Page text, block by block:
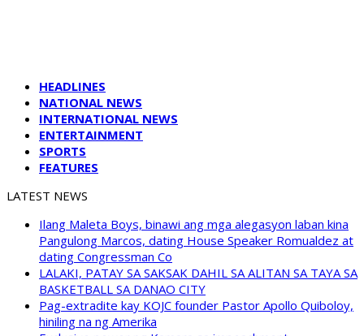
HEADLINES
NATIONAL NEWS
INTERNATIONAL NEWS
ENTERTAINMENT
SPORTS
FEATURES
LATEST NEWS
Ilang Maleta Boys, binawi ang mga alegasyon laban kina
Pangulong Marcos, dating House Speaker Romualdez at
dating Congressman Co
LALAKI, PATAY SA SAKSAK DAHIL SA ALITAN SA TAYA SA
BASKETBALL SA DANAO CITY
Pag-extradite kay KOJC founder Pastor Apollo Quiboloy,
hiniling na ng Amerika